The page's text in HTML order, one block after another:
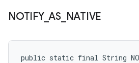
NOTIFY_AS_ NATIVE
public static final String